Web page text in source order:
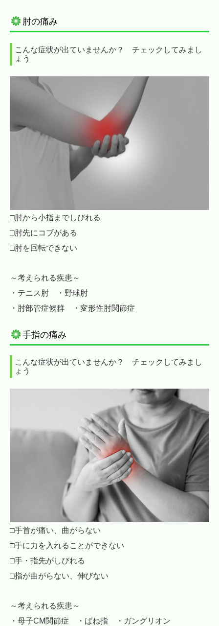
肘の痛み
こんな症状が出ていませんか？ チェックしてみまし
ょう
□肘から小指までしびれる
□肘先にコブがある
□肘を回転できない
～考えられる疾患～
・テニス肘 ・野球肘
・肘部管症候群 ・変形性肘関節症
手指の痛み
こんな症状が出ていませんか？ チェックしてみまし
ょう
□手首が痛い、曲がらない
□手に力を入れることができない
□手・指先がしびれる
□指が曲がらない、伸びない
～考えられる疾患～
・母子CM関節症 ・ばね指 ・ガングリオン